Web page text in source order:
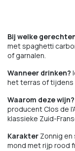
Bij welke
met spaghetti
of garnalen.
Wanneer drinken?
het terras of
Waarom deze wijn?
producent Clos de
klassieke Zuid-
Karakter Zonnig
mond met rijp rood